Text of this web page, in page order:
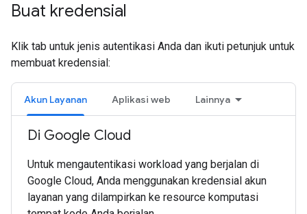
Buat kredensial
Klik tab untuk jenis autentikasi Anda dan ikuti petunjuk untuk
membuat kredensial:
Akun Layanan Aplikasi web Lainnya
Di Google Cloud
Untuk mengautentikasi workload yang berjalan di
Google Cloud, Anda menggunakan kredensial akun
layanan yang dilampirkan ke resource komputasi